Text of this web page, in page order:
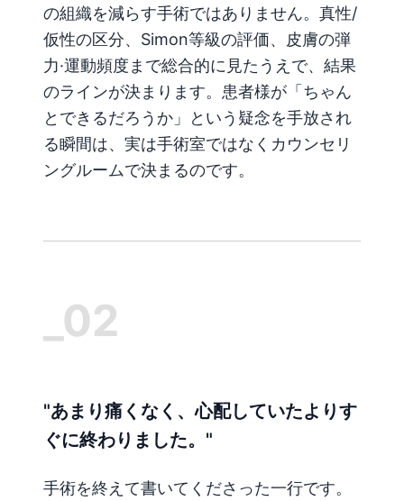
の組織を減らす手術ではありません。真性/
仮性の区分、Simon等級の評価、皮膚の弾
力·運動頻度まで総合的に見たうえで、結果
のラインが決まります。患者様が「ちゃん
とできるだろうか」という疑念を手放され
る瞬間は、実は手術室ではなくカウンセリ
ングルームで決まるのです。
_02
"あまり痛くなく、心配していたよりす
ぐに終わりました。"
手術を終えて書いてくださった一行です。